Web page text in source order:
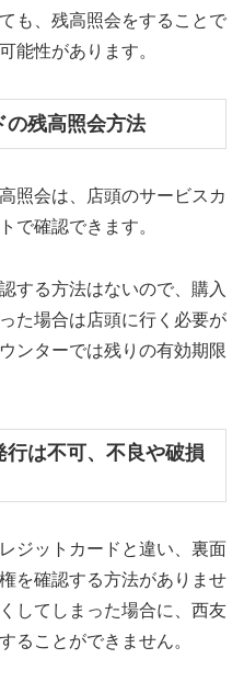
も、残高照会をすることで
能性があります。
の残高照会方法
照会は、店頭のサービスカ
で確認できます。
する方法はないので、購入
た場合は店頭に行く必要が
ンターでは残りの有効期限
は不可、不良や破損
ジットカードと違い、裏面
を確認する方法がありませ
してしまった場合に、西友
ることができません。